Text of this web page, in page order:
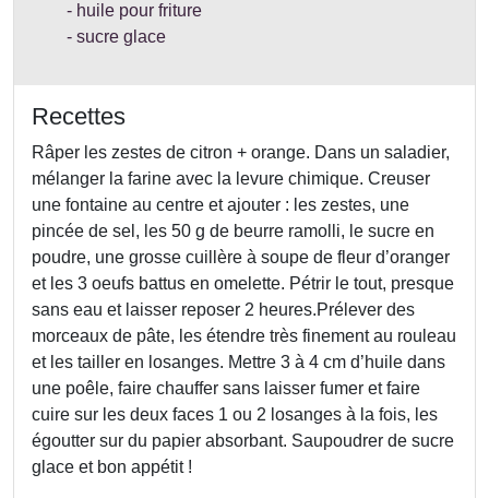
huile pour friture
sucre glace
Recettes
Râper les zestes de citron + orange. Dans un saladier,
mélanger la farine avec la levure chimique. Creuser
une fontaine au centre et ajouter : les zestes, une
pincée de sel, les 50 g de beurre ramolli, le sucre en
poudre, une grosse cuillère à soupe de fleur d’oranger
et les 3 oeufs battus en omelette. Pétrir le tout, presque
sans eau et laisser reposer 2 heures.Prélever des
morceaux de pâte, les étendre très finement au rouleau
et les tailler en losanges. Mettre 3 à 4 cm d’huile dans
une poêle, faire chauffer sans laisser fumer et faire
cuire sur les deux faces 1 ou 2 losanges à la fois, les
égoutter sur du papier absorbant. Saupoudrer de sucre
glace et bon appétit !